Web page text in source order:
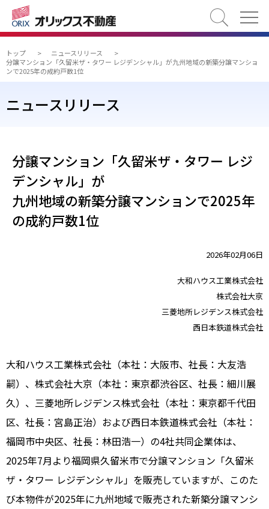
検索
トップ > ニュースリリース
>
分譲マンション「久留米ザ・タワー レジデンシャル」が九州地域の新築分譲マンショ
ンで2025年の成約戸数1位
ニュースリリース
分譲マンション「久留米ザ・タワー レジ
デンシャル」が
九州地域の新築分譲マンションで2025年
の成約戸数1位
2026年02月06日
大和ハウス工業株式会社
株式会社大京
三菱地所レジデンス株式会社
西日本鉄道株式会社
大和ハウス工業株式会社（本社：大阪市、社長：大友浩
嗣）、株式会社大京（本社：東京都渋谷区、社長：細川展
久）、三菱地所レジデンス株式会社（本社：東京都千代田
区、社長：宮島正治）および西日本鉄道株式会社（本社：
福岡市中央区、社長：林田浩一）の4社共同企業体は、
2025年7月より福岡県久留米市で分譲マンション「久留米
ザ・タワー レジデンシャル」を販売していますが、このた
び本物件が2025年に九州地域で販売された新築分譲マンシ